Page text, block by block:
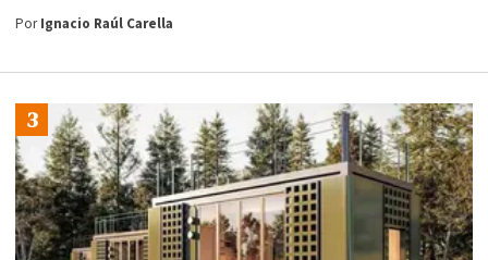
PorIgnacio Raúl Carella